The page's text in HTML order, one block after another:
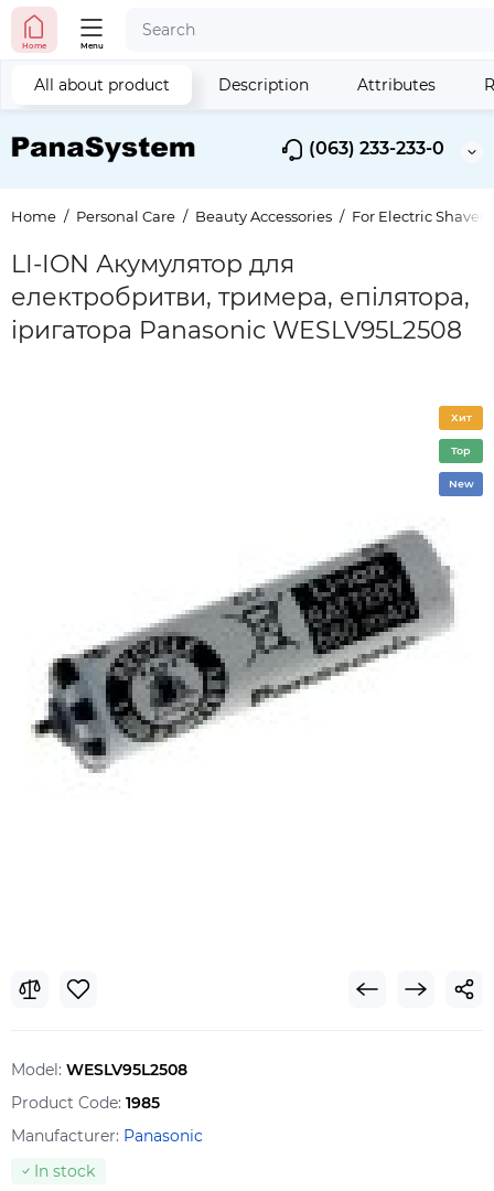
(063) 233-233-0
Home Menu
Home Personal Care Beauty Accessories For Electric Shavers
LI-ION Акумулятор для
електробритви, тримера, епілятора,
іригатора Panasonic WESLV95L2508
All about product Description Attributes
Хит
Top
New
Model: WESLV95L2508
Product Code: 1985
Manufacturer: Panasonic
In stock